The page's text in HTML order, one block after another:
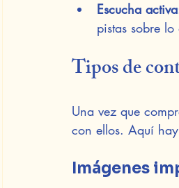
Escucha activa
pistas sobre
Tipos de
Una vez que
con ellos. Aquí
Imágenes